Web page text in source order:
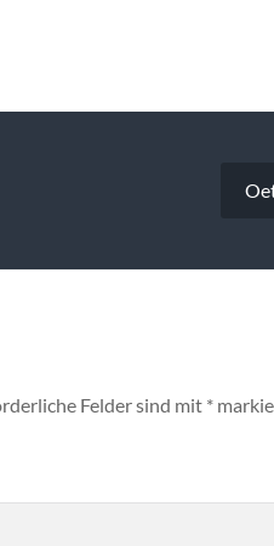
Felder sind mit *